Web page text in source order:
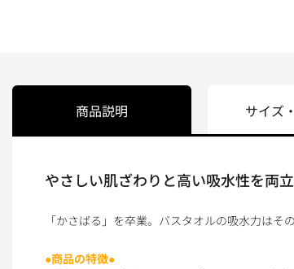
商品説明
やさしい肌ざわりと高い吸水性を両
「かさばる」を卒業。バスタオルの吸水力はそ
●商品の特徴●
サイズ